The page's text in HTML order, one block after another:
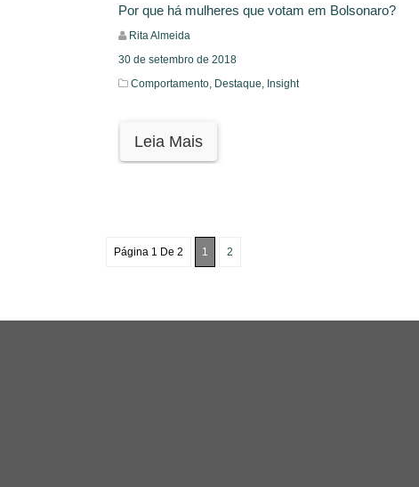
Por que há mulheres que votam em Bolsonaro?
Rita Almeida
30 de setembro de 2018
Comportamento, Destaque, Insight
Leia Mais
Página 1 De 2 1 2